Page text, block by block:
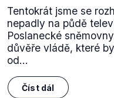
Tentokrát jsme se
nepadly na půdě
Poslanecké
důvěře vládě, které
od...
Číst dál